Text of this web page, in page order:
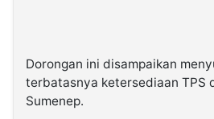
Dorongan ini disampaikan
terbatasnya ketersediaan TPS
Sumenep.